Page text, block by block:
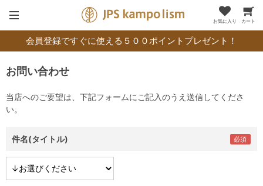
お気に入り カート
会員登録ですぐに使える５００ポイントプレゼント！
お問い合わせ
当店へのご要望は、下記フォームにご記入のうえ送信してくださ
い。
件名(タイトル)